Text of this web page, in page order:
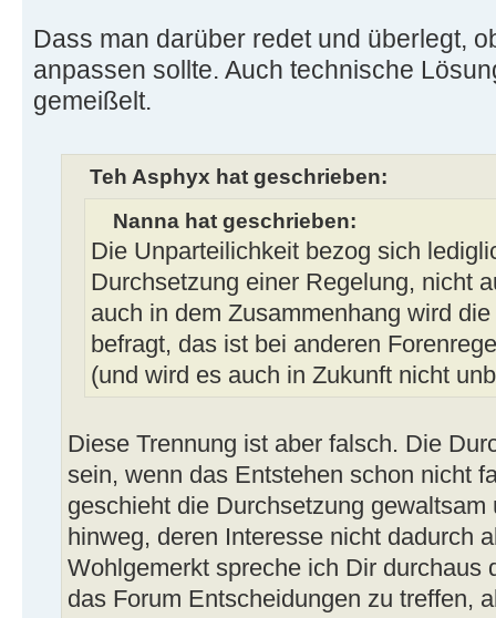
Dass man darüber redet und überlegt,
anpassen sollte. Auch technische
gemeißelt.
Teh Asphyx hat geschrieben:
Nanna hat geschrieben:
Die Unparteilichkeit bezog sich
Durchsetzung einer Regelung, nicht
auch in dem Zusammenhang wird
befragt, das ist bei anderen
(und wird es auch in Zukunft nicht
Diese Trennung ist aber falsch. Die
sein, wenn das Entstehen schon nicht
geschieht die Durchsetzung gewaltsam
hinweg, deren Interesse nicht dadurch
Wohlgemerkt spreche ich Dir durchaus
das Forum Entscheidungen zu treffen,